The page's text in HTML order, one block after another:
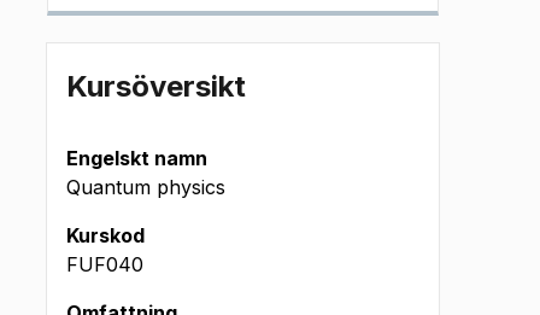
Kursöversikt
Engelskt namn
Quantum physics
Kurskod
FUF040